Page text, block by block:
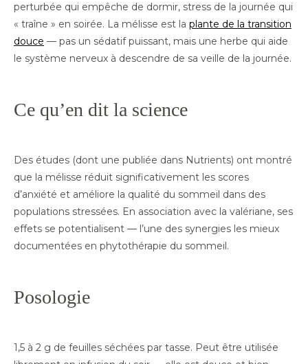
perturbée qui empêche de dormir, stress de la journée qui
« traîne » en soirée. La mélisse est la plante de la transition
douce — pas un sédatif puissant, mais une herbe qui aide
le système nerveux à descendre de sa veille de la journée.
Ce qu’en dit la science
Des études (dont une publiée dans Nutrients) ont montré
que la mélisse réduit significativement les scores
d’anxiété et améliore la qualité du sommeil dans des
populations stressées. En association avec la valériane, ses
effets se potentialisent — l’une des synergies les mieux
documentées en phytothérapie du sommeil.
Posologie
1,5 à 2 g de feuilles séchées par tasse. Peut être utilisée